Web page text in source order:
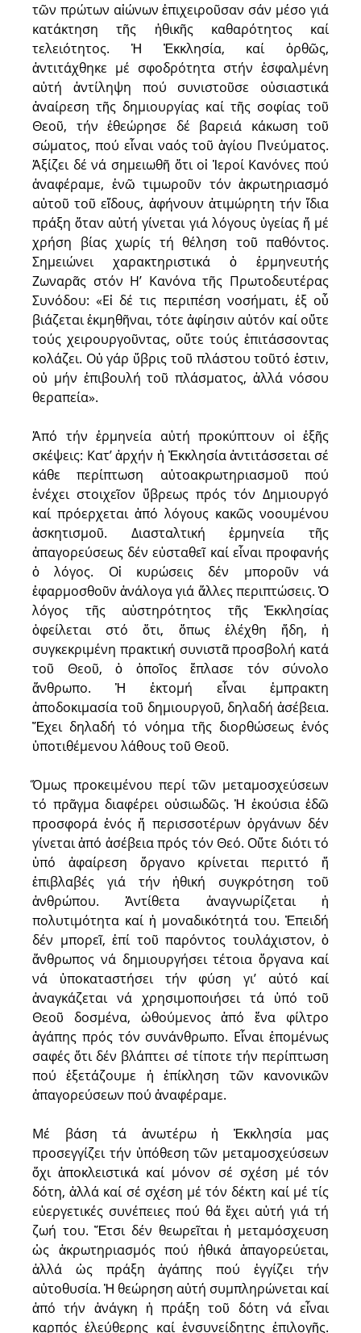
τῶν πρώτων αἰώνων ἐπιχειροῦσαν σάν μέσο γιά
κατάκτηση τῆς ἠθικῆς καθαρότητος καί
τελειότητος. Ἡ Ἐκκλησία, καί ὀρθῶς,
ἀντιτάχθηκε μέ σφοδρότητα στήν ἐσφαλμένη
αὐτή ἀντίληψη πού συνιστοῦσε οὐσιαστικά
ἀναίρεση τῆς δημιουργίας καί τῆς σοφίας τοῦ
Θεοῦ, τήν ἐθεώρησε δέ βαρειά κάκωση τοῦ
σώματος, πού εἶναι ναός τοῦ ἁγίου Πνεύματος.
Ἀξίζει δέ νά σημειωθῆ ὅτι οἱ Ἱεροί Κανόνες πού
ἀναφέραμε, ἐνῶ τιμωροῦν τόν ἀκρωτηριασμό
αὐτοῦ τοῦ εἴδους, ἀφήνουν ἀτιμώρητη τήν ἴδια
πράξη ὅταν αὐτή γίνεται γιά λόγους ὑγείας ἤ μέ
χρήση βίας χωρίς τή θέληση τοῦ παθόντος.
Σημειώνει χαρακτηριστικά ὁ ἑρμηνευτής
Ζωναρᾶς στόν Η’ Κανόνα τῆς Πρωτοδευτέρας
Συνόδου: «Εἰ δέ τις περιπέση νοσήματι, ἐξ οὗ
βιάζεται ἐκμηθῆναι, τότε ἀφίησιν αὐτόν καί οὔτε
τούς χειρουργοῦντας, οὔτε τούς ἐπιτάσσοντας
κολάζει. Οὐ γάρ ὕβρις τοῦ πλάστου τοῦτό ἐστιν,
οὐ μήν ἐπιβουλή τοῦ πλάσματος, ἀλλά νόσου
θεραπεία».
Ἀπό τήν ἑρμηνεία αὐτή προκύπτουν οἱ ἑξῆς
σκέψεις: Κατ’ ἀρχήν ἡ Ἐκκλησία ἀντιτάσσεται σέ
κάθε περίπτωση αὐτοακρωτηριασμοῦ πού
ἐνέχει στοιχεῖον ὕβρεως πρός τόν Δημιουργό
καί πρόερχεται ἀπό λόγους κακῶς νοουμένου
ἀσκητισμοῦ. Διασταλτική ἑρμηνεία τῆς
ἀπαγορεύσεως δέν εὐσταθεῖ καί εἶναι προφανής
ὁ λόγος. Οἱ κυρώσεις δέν μποροῦν νά
ἐφαρμοσθοῦν ἀνάλογα γιά ἄλλες περιπτώσεις. Ὁ
λόγος τῆς αὐστηρότητος τῆς Ἐκκλησίας
ὀφείλεται στό ὅτι, ὅπως ἐλέχθη ἤδη, ἡ
συγκεκριμένη πρακτική συνιστᾶ προσβολή κατά
τοῦ Θεοῦ, ὁ ὁποῖος ἔπλασε τόν σύνολο
ἄνθρωπο. Ἡ ἐκτομή εἶναι ἐμπρακτη
ἀποδοκιμασία τοῦ δημιουργοῦ, δηλαδή ἀσέβεια.
Ἔχει δηλαδή τό νόημα τῆς διορθώσεως ἑνός
ὑποτιθέμενου λάθους τοῦ Θεοῦ.
Ὅμως προκειμένου περί τῶν μεταμοσχεύσεων
τό πρᾶγμα διαφέρει οὐσιωδῶς. Ἡ ἐκούσια ἐδῶ
προσφορά ἑνός ἤ περισσοτέρων ὀργάνων δέν
γίνεται ἀπό ἀσέβεια πρός τόν Θεό. Οὔτε διότι τό
ὑπό ἀφαίρεση ὄργανο κρίνεται περιττό ἤ
ἐπιβλαβές γιά τήν ἠθική συγκρότηση τοῦ
ἀνθρώπου. Ἀντίθετα ἀναγνωρίζεται ἡ
πολυτιμότητα καί ἡ μοναδικότητά του. Ἐπειδή
δέν μπορεῖ, ἐπί τοῦ παρόντος τουλάχιστον, ὁ
ἄνθρωπος νά δημιουργήσει τέτοια ὄργανα καί
νά ὑποκαταστήσει τήν φύση γι’ αὐτό καί
ἀναγκάζεται νά χρησιμοποιήσει τά ὑπό τοῦ
Θεοῦ δοσμένα, ὠθούμενος ἀπό ἕνα φίλτρο
ἀγάπης πρός τόν συνάνθρωπο. Εἶναι ἑπομένως
σαφές ὅτι δέν βλάπτει σέ τίποτε τήν περίπτωση
πού ἐξετάζουμε ἡ ἐπίκληση τῶν κανονικῶν
ἀπαγορεύσεων πού ἀναφέραμε.
Μέ βάση τά ἀνωτέρω ἡ Ἐκκλησία μας
προσεγγίζει τήν ὑπόθεση τῶν μεταμοσχεύσεων
ὄχι ἀποκλειστικά καί μόνον σέ σχέση μέ τόν
δότη, ἀλλά καί σέ σχέση μέ τόν δέκτη καί μέ τίς
εὐεργετικές συνέπειες πού θά ἔχει αὐτή γιά τή
ζωή του. Ἔτσι δέν θεωρεῖται ἡ μεταμόσχευση
ὡς ἀκρωτηριασμός πού ἠθικά ἀπαγορεύεται,
ἀλλά ὡς πράξη ἀγάπης πού ἐγγίζει τήν
αὐτοθυσία. Ἡ θεώρηση αὐτή συμπληρώνεται καί
ἀπό τήν ἀνάγκη ἡ πράξη τοῦ δότη νά εἶναι
καρπός ἐλεύθερης καί ἐνσυνείδητης ἐπιλογῆς.